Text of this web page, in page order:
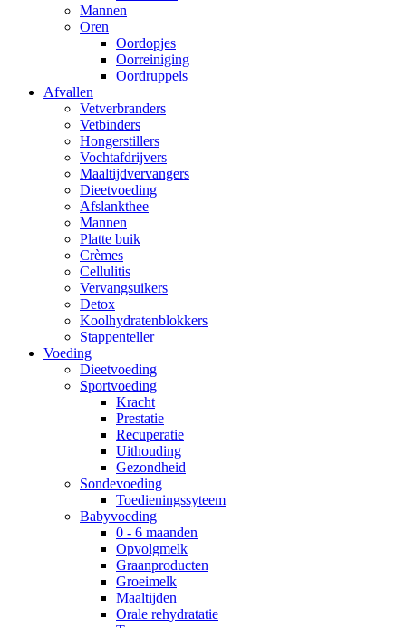
Mannen
Oren
Oordopjes
Oorreiniging
Oordruppels
Afvallen
Vetverbranders
Vetbinders
Hongerstillers
Vochtafdrijvers
Maaltijdvervangers
Dieetvoeding
Afslankthee
Mannen
Platte buik
Crèmes
Cellulitis
Vervangsuikers
Detox
Koolhydratenblokkers
Stappenteller
Voeding
Dieetvoeding
Sportvoeding
Kracht
Prestatie
Recuperatie
Uithouding
Gezondheid
Sondevoeding
Toedieningssyteem
Babyvoeding
0 - 6 maanden
Opvolgmelk
Graanproducten
Groeimelk
Maaltijden
Orale rehydratatie